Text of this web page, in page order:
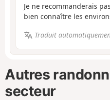
Je ne recommanderais
bien connaître les
Traduit
Autres
secteur